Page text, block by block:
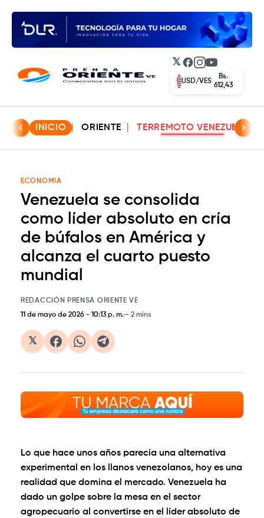
𝕏 Facebook
Instagram
YouTube
USD/VES
Bs.
612,43
INICIO ORIENTE TERREMOTO VENEZUELA
ECONOMIA
Venezuela se consolida
como líder absoluto en cría
de búfalos en América y
alcanza el cuarto puesto
mundial
REDACCIÓN PRENSA ORIENTE VE
11 de mayo de 2026 - 10:13 p. m. 2 mins
𝕏
Lo que hace unos años parecía una alternativa
experimental en los llanos venezolanos, hoy es una
realidad que domina el mercado. Venezuela ha
dado un golpe sobre la mesa en el sector
agropecuario al convertirse en el líder absoluto de